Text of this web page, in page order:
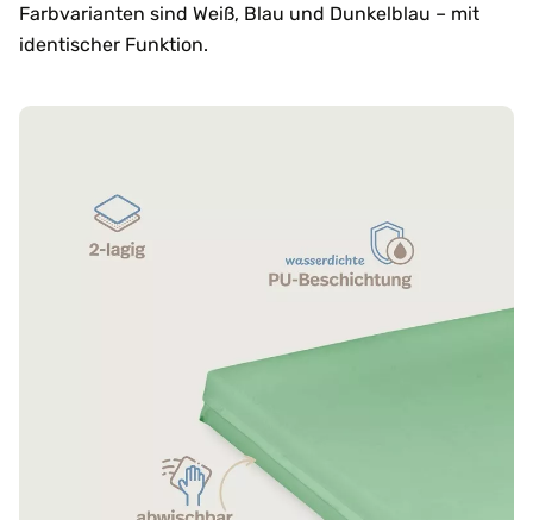
Farbvarianten sind Weiß, Blau und Dunkelblau – mit
identischer Funktion.